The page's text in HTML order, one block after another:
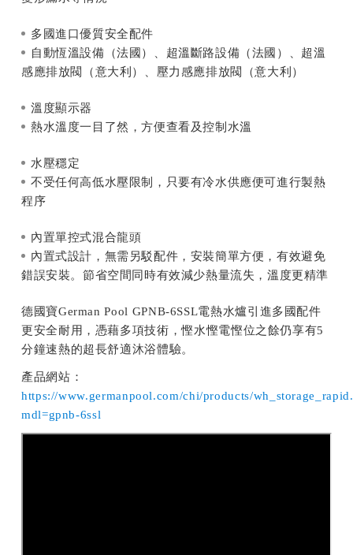
多國進口優質安全配件
自動恆溫設備（法國）、超溫斷路設備（法國）、超溫
感應排放閥（意大利）、壓力感應排放閥（意大利）
溫度顯示器
熱水溫度一目了然，方便查看及控制水溫
水壓穩定
不受任何高低水壓限制，只要有冷水供應便可進行製熱
程序
內置單控式混合龍頭
內置式設計，無需另駁配件，安裝簡單方便，有效避免
錯誤安裝。節省空間同時有效減少熱量流失，溫度更精準
德國寶German Pool GPNB-6SSL電熱水爐引進多國配件
更安全耐用，憑藉多項技術，慳水慳電慳位之餘仍享有5
分鐘速熱的超長舒適沐浴體驗。
產品網站：
https://www.germanpool.com/chi/products/
mdl=gpnb-6ssl